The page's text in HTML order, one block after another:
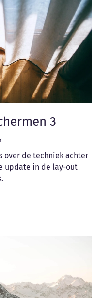
3
over de techniek achter
update in de lay-out